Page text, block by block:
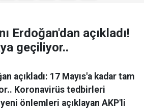
Erdoğan'dan açıkladı!
geçiliyor..
açıkladı: 17 Mayıs'a kadar tam
Koronavirüs tedbirleri
yeni önlemleri açıklayan AKP'li